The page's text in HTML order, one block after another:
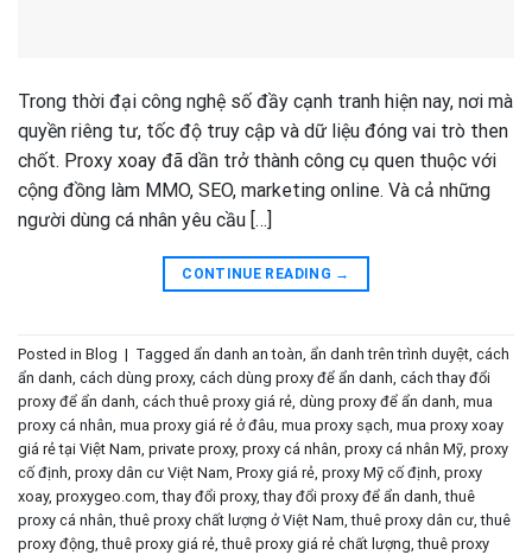
Trong thời đại công nghệ số đầy cạnh tranh hiện nay, nơi mà
quyền riêng tư, tốc độ truy cập và dữ liệu đóng vai trò then
chốt. Proxy xoay đã dần trở thành công cụ quen thuộc với
cộng đồng làm MMO, SEO, marketing online. Và cả những
người dùng cá nhân yêu cầu […]
CONTINUE READING →
Posted in Blog | Tagged ẩn danh an toàn, ẩn danh trên trình duyệt, cách
ẩn danh, cách dùng proxy, cách dùng proxy để ẩn danh, cách thay đổi
proxy để ẩn danh, cách thuê proxy giá rẻ, dùng proxy để ẩn danh, mua
proxy cá nhân, mua proxy giá rẻ ở đâu, mua proxy sạch, mua proxy xoay
giá rẻ tại Việt Nam, private proxy, proxy cá nhân, proxy cá nhân Mỹ, proxy
cố định, proxy dân cư Việt Nam, Proxy giá rẻ, proxy Mỹ cố định, proxy
xoay, proxygeo.com,thay đổi proxy,thay đổi proxy để ẩn danh,thuê
proxy cá nhân,thuê proxy chất lượng ở Việt Nam,thuê proxy dân cư,thuê
proxy động,thuê proxy giá rẻ,thuê proxy giá rẻ chất lượng,thuê proxy